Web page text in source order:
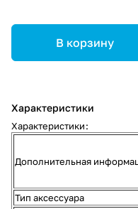
В корзину
Характеристики
Характеристики:
Дополнительная
Тип аксессуара